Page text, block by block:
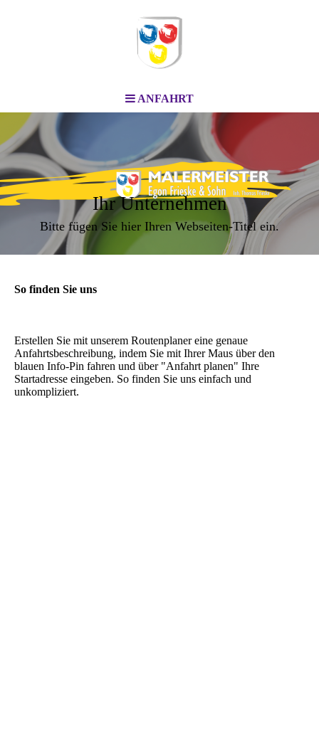
ANFAHRT
Ihr Unternehmen
Bitte fügen Sie hier Ihren Webseiten-Titel ein.
So finden Sie uns
Erstellen Sie mit unserem Routenplaner eine genaue
Anfahrtsbeschreibung, indem Sie mit Ihrer Maus über den
blauen Info-Pin fahren und über "Anfahrt planen" Ihre
Startadresse eingeben. So finden Sie uns einfach und
unkompliziert.